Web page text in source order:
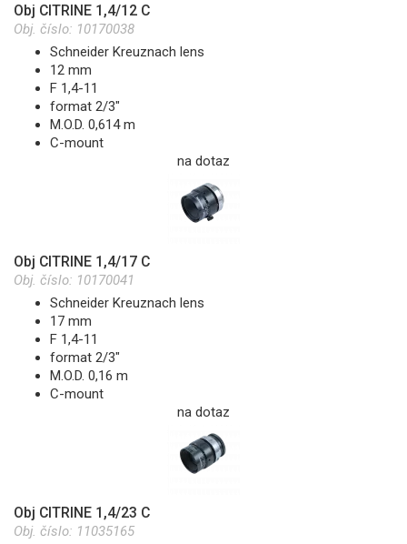
Obj CITRINE 1,4/12 C
Obj. číslo: 10170038
Schneider Kreuznach lens
12 mm
F 1,4-11
format 2/3"
M.O.D. 0,614 m
C-mount
na dotaz
Obj CITRINE 1,4/17 C
Obj. číslo: 10170041
Schneider Kreuznach lens
17 mm
F 1,4-11
format 2/3"
M.O.D. 0,16 m
C-mount
na dotaz
Obj CITRINE 1,4/23 C
Obj. číslo: 11035165